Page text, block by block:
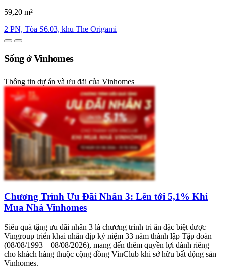
59,20 m²
2 PN, Tòa S6.03, khu The Origami
Sống ở Vinhomes
Thông tin dự án và ưu đãi của Vinhomes
Chương Trình Ưu Đãi Nhân 3: Lên tới 5,1% Khi
Mua Nhà Vinhomes
Siêu quà tặng ưu đãi nhân 3 là chương trình tri ân đặc biệt được
Vingroup triển khai nhân dịp kỷ niệm 33 năm thành lập Tập đoàn
(08/08/1993 – 08/08/2026), mang đến thêm quyền lợi dành riêng
cho khách hàng thuộc cộng đồng VinClub khi sở hữu bất động sản
Vinhomes.